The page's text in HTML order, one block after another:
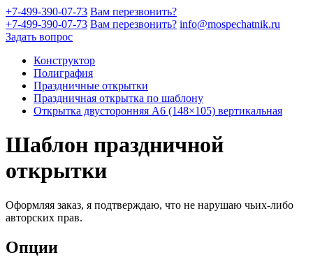
+7-499-390-07-73 Вам перезвонить?
+7-499-390-07-73 Вам перезвонить? info@mospechatnik.ru
Задать вопрос
Конструктор
Полиграфия
Праздничные открытки
Праздничная открытка по шаблону
Открытка двусторонняя A6 (148×105) вертикальная
Шаблон праздничной
открытки
Оформляя заказ, я подтверждаю, что не нарушаю чьих-либо
авторских прав.
Опции